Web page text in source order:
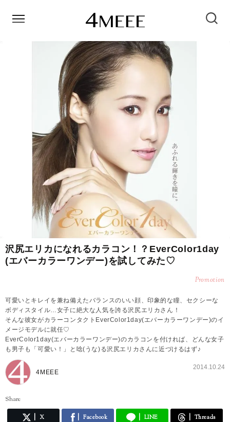
沢尻エリカになれるカラコン！？EverColor1day
(エバーカラーワンデー)を試してみた♡
Promotion
可愛いとキレイを兼ね備えたバランスのいい顔、印象的な瞳、セクシーな
ボディスタイル…女子に絶大な人気を誇る沢尻エリカさん！
そんな彼女がカラーコンタクトEverColor1day(エバーカラーワンデー)のイ
メージモデルに就任♡
EverColor1day(エバーカラーワンデー)のカラコンを付ければ、どんな女子
も男子も「可愛い！」と唸(うな)る沢尻エリカさんに近づけるはず♪
4MEEE
2014.10.24
Share
X Facebook LINE Threads